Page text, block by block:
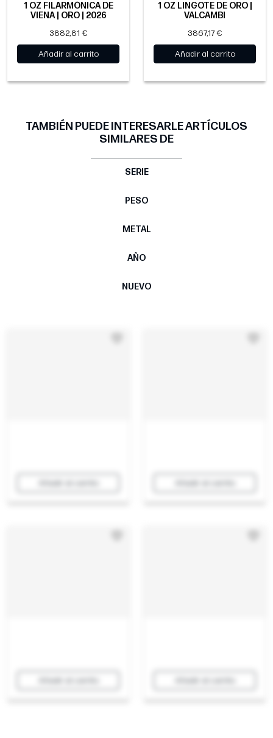
1 OZ FILARMÓNICA DE
VIENA | ORO | 2026
3882,81 €
Añadir al carrito
1 OZ LINGOTE DE ORO |
VALCAMBI
3867,17 €
Añadir al carrito
TAMBIÉN PUEDE INTERESARLE ARTÍCULOS
SIMILARES DE
SERIE
PESO
METAL
AÑO
NUEVO